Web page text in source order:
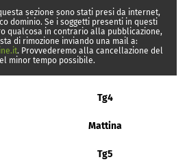
sezione sono stati presi da internet,
dominio. Se i soggetti presenti in questi
qualcosa in contrario alla pubblicazione,
di rimozione inviando una mail a:
. Provvederemo alla cancellazione del
minor tempo possibile.
Tg4
Mattina
Tg5